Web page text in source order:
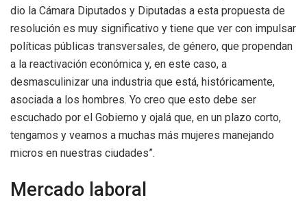
dio la Cámara Diputados y Diputadas a esta propuesta de
resolución es muy significativo y tiene que ver con impulsar
políticas públicas transversales, de género, que propendan
a la reactivación económica y, en este caso, a
desmasculinizar una industria que está, históricamente,
asociada a los hombres. Yo creo que esto debe ser
escuchado por el Gobierno y ojalá que, en un plazo corto,
tengamos y veamos a muchas más mujeres manejando
micros en nuestras ciudades”.
Mercado laboral